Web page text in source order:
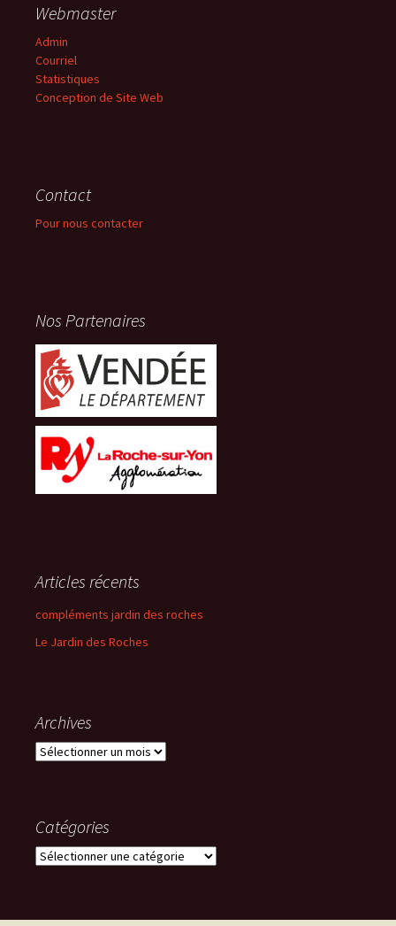
Webmaster
Admin
Courriel
Statistiques
Conception de Site Web
Contact
Pour nous contacter
Nos Partenaires
Articles récents
compléments jardin des roches
Le Jardin des Roches
Archives
Archives
Catégories
Catégories